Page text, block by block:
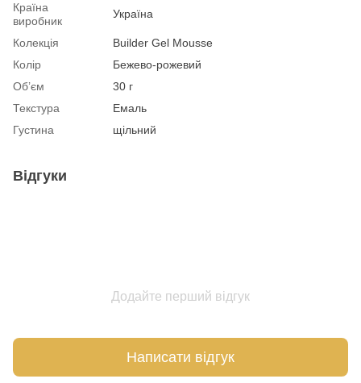
Країна
виробник
Україна
Колекція
Builder Gel Mousse
Колір
Бежево-рожевий
Об’єм
30 г
Текстура
Емаль
Густина
щільний
Відгуки
Додайте перший відгук
Написати відгук